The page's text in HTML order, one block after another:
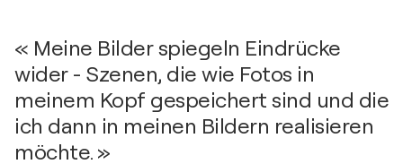
« Meine Bilder spiegeln Eindrücke
wider - Szenen, die wie Fotos in
meinem Kopf gespeichert sind und die
ich dann in meinen Bildern realisieren
möchte. »